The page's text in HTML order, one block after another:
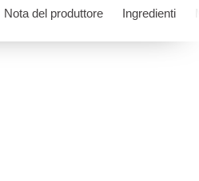
Nota del produttore Ingredienti